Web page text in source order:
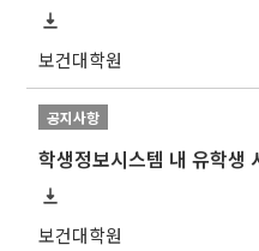
보건대학원
공지사항
보건대학원